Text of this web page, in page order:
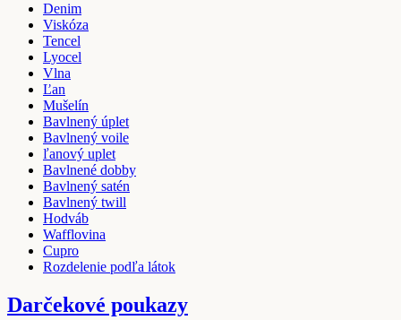
Denim
Viskóza
Tencel
Lyocel
Vlna
Ľan
Mušelín
Bavlnený úplet
Bavlnený voile
ľanový uplet
Bavlnené dobby
Bavlnený satén
Bavlnený twill
Hodváb
Wafflovina
Cupro
Rozdelenie podľa látok
Darčekové poukazy